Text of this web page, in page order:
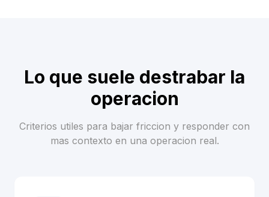
Lo que suele destrabar la
operacion
Criterios utiles para bajar friccion y responder con
mas contexto en una operacion real.